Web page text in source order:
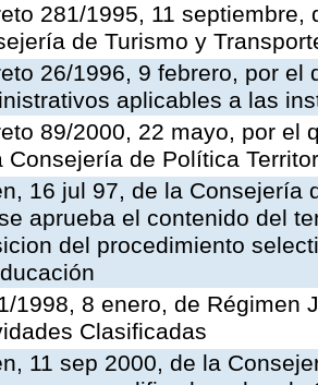
281/1995, 11
de Turismo y
26/1996, 9 febrero, por
aplicables a las
89/2000, 22 mayo, por el
Consejería de Política
16 jul 97, de la Consejería
aprueba el contenido del
del procedimiento
1998, 8 enero, de Régimen
Clasificadas
11 sep 2000, de la